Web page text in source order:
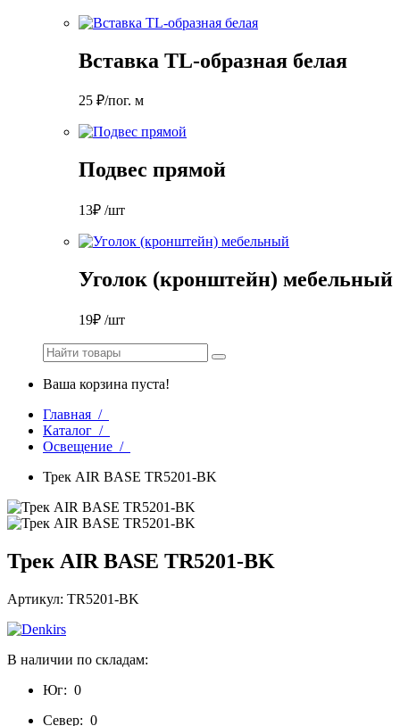
Вставка TL-образная белая
25 ₽/пог. м
Подвес прямой
13₽ /шт
Уголок (кронштейн) мебельный
19₽ /шт
Ваша корзина пуста!
Главная /
Каталог /
Освещение /
Трек AIR BASE TR5201-BK
Трек AIR BASE TR5201-BK
Артикул: TR5201-BK
В наличии по складам:
Юг: 0
Север: 0